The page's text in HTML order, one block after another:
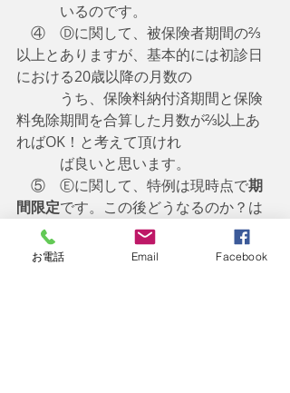
いるのです。
④　Ⓓに関して、被保険者期間の⅔
以上とありますが、基本的には初診日
における20歳以降の月数の
うち、保険料納付済期間と保険
料免除期間を合算した月数が⅔以上あ
ればOK！と考えて頂けれ
ば良いと思います。
⑤　Ⓔに関して、特例は現時点で期
間限定です。この後どうなるのか？は
まだ不明です。余談です
が、実務上はまず先にこの特例
お電話 Email Facebook